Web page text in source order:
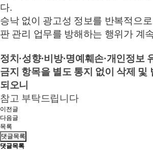
다.
승낙 없이 광고성 정보를 반복적으
판 관리 업무를 방해하는 행위가 계
정치·성향·비방·명예훼손·개인정보
금지 항목을 별도 통지 없이 삭제 및
되오니
참고 부탁드립니다
이전글
다음글
목록
댓글목록
댓글목록